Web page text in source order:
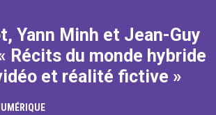
Yann Minh et Jean-Guy
Récits du monde hybride
et réalité fictive »